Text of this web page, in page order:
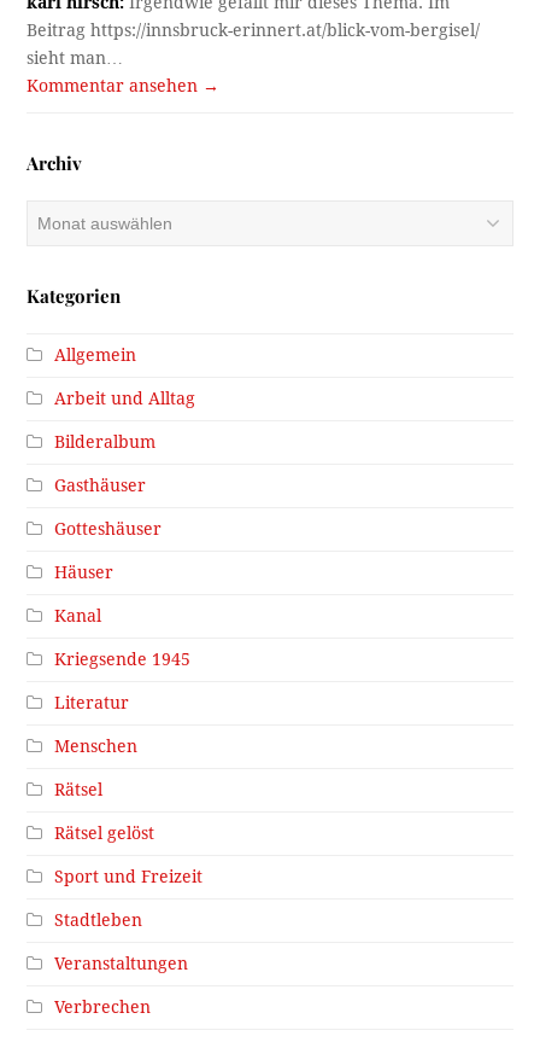
Beitrag https://innsbruck-erinnert.at/blick-vom-bergisel/
sieht man…
Kommentar ansehen →
Archiv
Kategorien
Allgemein
Arbeit und Alltag
Bilderalbum
Gasthäuser
Gotteshäuser
Häuser
Kanal
Kriegsende 1945
Literatur
Menschen
Rätsel
Rätsel gelöst
Sport und Freizeit
Stadtleben
Veranstaltungen
Verbrechen